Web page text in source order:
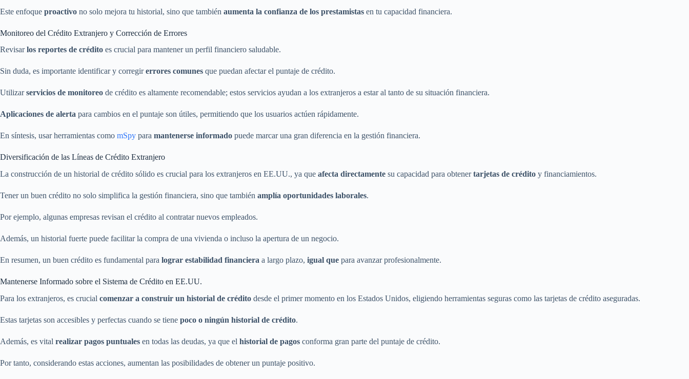
Este enfoque proactivo no solo mejora tu historial, sino que también aumenta la confianza de los prestamistas en tu capacidad financiera.
Monitoreo del Crédito Extranjero y Corrección de Errores
Revisarlos reportes de crédito es crucial para mantener un perfil financiero saludable.
Sin duda, es importante identificar y corregirerrores comunes que puedan afectar el puntaje de crédito.
Utilizarservicios de monitoreo de crédito es altamente recomendable; estos servicios ayudan a los extranjeros a estar al tanto de su situación financiera.
Aplicaciones de alerta para cambios en el puntaje son útiles, permitiendo que los usuarios actúen rápidamente.
En síntesis, usar herramientas como mSpy para mantenerse informado puede marcar una gran diferencia en la gestión financiera.
Diversificación de las Líneas de Crédito Extranjero
La construcción de un historial de crédito sólido es crucial para los extranjeros en EE.UU., ya que afecta directamente su capacidad para obtenertarjetas de crédito y financiamientos.
Tener un buen crédito no solo simplifica la gestión financiera, sino que también amplía oportunidades laborales.
Por ejemplo, algunas empresas revisan el crédito al contratar nuevos empleados.
Además, un historial fuerte puede facilitar la compra de una vivienda o incluso la apertura de un negocio.
En resumen, un buen crédito es fundamental para lograr estabilidad financiera a largo plazo, igual que para avanzar profesionalmente.
Mantenerse Informado sobre el Sistema de Crédito en EE.UU.
Para los extranjeros, es crucial comenzar a construir un historial de crédito desde el primer momento en los Estados Unidos, eligiendo herramientas seguras como las tarjetas de crédito aseguradas.
Estas tarjetas son accesibles y perfectas cuando se tiene poco o ningún historial de crédito.
Además, es vital realizar pagos puntuales en todas las deudas, ya que el historial de pagos conforma gran parte del puntaje de crédito.
Por tanto, considerando estas acciones, aumentan las posibilidades de obtener un puntaje positivo.